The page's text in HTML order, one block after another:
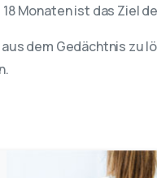
Monaten ist das Ziel
dem Gedächtnis zu